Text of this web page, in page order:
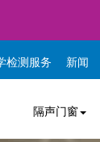
检测服务 新闻
隔声门窗